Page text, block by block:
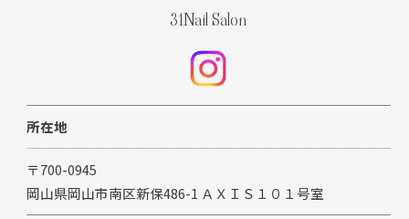
31Nail Salon
所在地
〒700-0945
岡山県岡山市南区新保486-1 ＡＸＩＳ１０１号室
ご予約はこちら